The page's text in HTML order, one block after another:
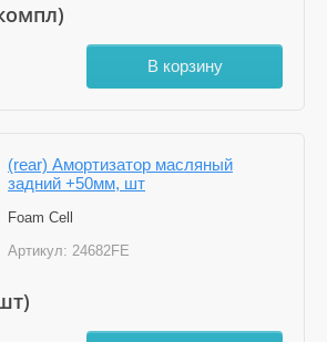
В корзину
(rear) Амортизатор масляный
задний +50мм, шт
Foam Cell
Артикул: 24682FE